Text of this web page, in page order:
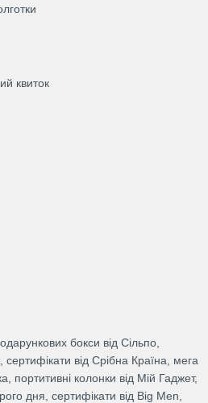
квиток
бокси від Сільпо,
сертифікати від Срібна Країна, мега
портитивні колонки від Мій Гаджет,
дня, сертифікати від Big Men,